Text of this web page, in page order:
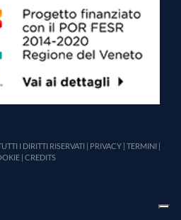
I DIRITTI RISERVATI | PRIVACY| TERMINI|
| CREDITS